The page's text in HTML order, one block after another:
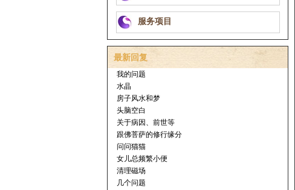
服务项目
最新回复
我的问题
水晶
房子风水和梦
头脑空白
关于病因、前世等
跟佛菩萨的修行缘分
问问猫猫
女儿总频繁小便
清理磁场
几个问题